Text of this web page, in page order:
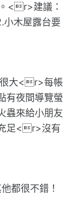
<r>建議：
木屋露台要
大<r>每帳
夜間導覽螢
來給小朋友
足<r>沒有
都很不錯！